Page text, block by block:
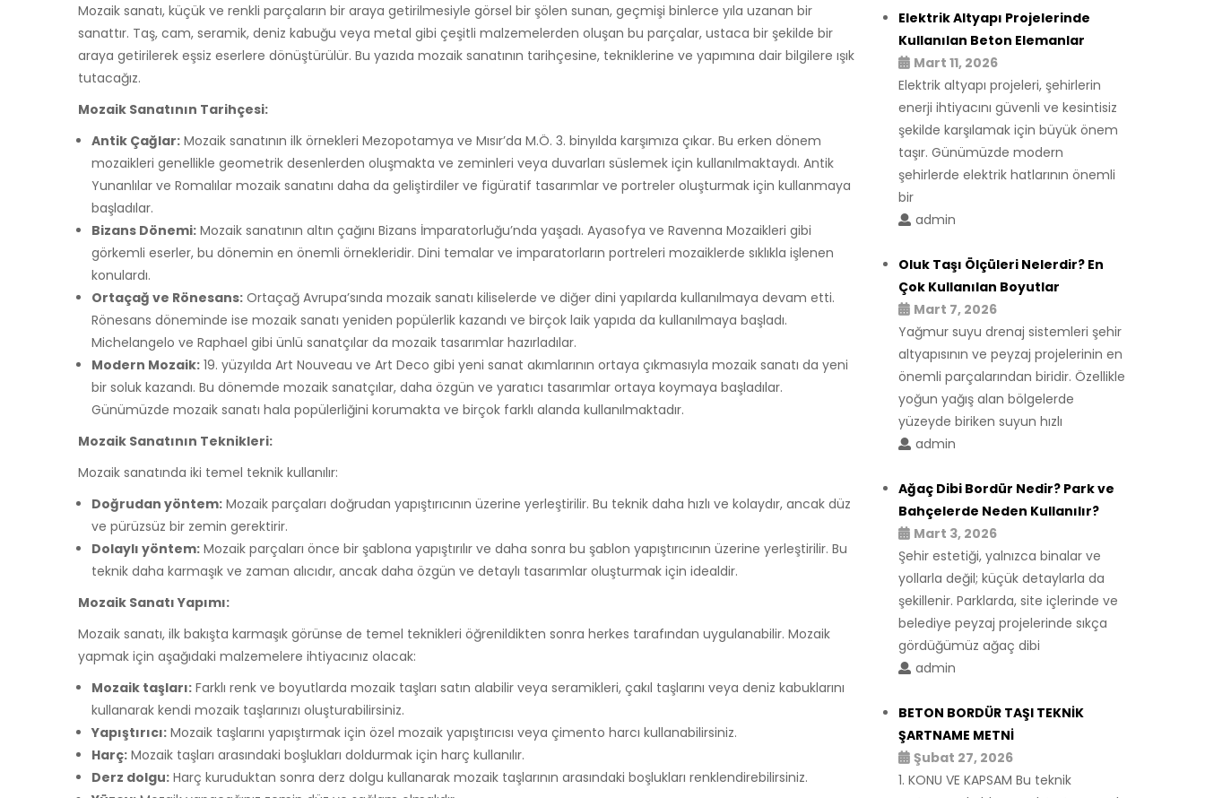
Mozaik sanatı, küçük ve renkli parçaların bir araya getirilmesiyle görsel bir şölen sunan, geçmişi binlerce yıla uzanan bir
sanattır. Taş, cam, seramik, deniz kabuğu veya metal gibi çeşitli malzemelerden oluşan bu parçalar, ustaca bir şekilde bir
araya getirilerek eşsiz eserlere dönüştürülür. Bu yazıda mozaik sanatının tarihçesine, tekniklerine ve yapımına dair bilgilere ışık
tutacağız.
Mozaik Sanatının Tarihçesi:
Antik Çağlar: Mozaik sanatının ilk örnekleri Mezopotamya ve Mısır’da M.Ö. 3. binyılda karşımıza çıkar. Bu erken dönem
mozaikleri genellikle geometrik desenlerden oluşmakta ve zeminleri veya duvarları süslemek için kullanılmaktaydı. Antik
Yunanlılar ve Romalılar mozaik sanatını daha da geliştirdiler ve figüratif tasarımlar ve portreler oluşturmak için kullanmaya
başladılar.
Bizans Dönemi: Mozaik sanatının altın çağını Bizans İmparatorluğu’nda yaşadı. Ayasofya ve Ravenna Mozaikleri gibi
görkemli eserler, bu dönemin en önemli örnekleridir. Dini temalar ve imparatorların portreleri mozaiklerde sıklıkla işlenen
konulardı.
Ortaçağ ve Rönesans: Ortaçağ Avrupa’sında mozaik sanatı kiliselerde ve diğer dini yapılarda kullanılmaya devam etti.
Rönesans döneminde ise mozaik sanatı yeniden popülerlik kazandı ve birçok laik yapıda da kullanılmaya başladı.
Michelangelo ve Raphael gibi ünlü sanatçılar da mozaik tasarımlar hazırladılar.
Modern Mozaik: 19. yüzyılda Art Nouveau ve Art Deco gibi yeni sanat akımlarının ortaya çıkmasıyla mozaik sanatı da yeni
bir soluk kazandı. Bu dönemde mozaik sanatçılar, daha özgün ve yaratıcı tasarımlar ortaya koymaya başladılar.
Günümüzde mozaik sanatı hala popülerliğini korumakta ve birçok farklı alanda kullanılmaktadır.
Mozaik Sanatının Teknikleri:
Mozaik sanatında iki temel teknik kullanılır:
Doğrudan yöntem: Mozaik parçaları doğrudan yapıştırıcının üzerine yerleştirilir. Bu teknik daha hızlı ve kolaydır, ancak düz
ve pürüzsüz bir zemin gerektirir.
Dolaylı yöntem: Mozaik parçaları önce bir şablona yapıştırılır ve daha sonra bu şablon yapıştırıcının üzerine yerleştirilir. Bu
teknik daha karmaşık ve zaman alıcıdır, ancak daha özgün ve detaylı tasarımlar oluşturmak için idealdir.
Mozaik Sanatı Yapımı:
Mozaik sanatı, ilk bakışta karmaşık görünse de temel teknikleri öğrenildikten sonra herkes tarafından uygulanabilir. Mozaik
yapmak için aşağıdaki malzemelere ihtiyacınız olacak:
Mozaik taşları: Farklı renk ve boyutlarda mozaik taşları satın alabilir veya seramikleri, çakıl taşlarını veya deniz kabuklarını
kullanarak kendi mozaik taşlarınızı oluşturabilirsiniz.
Yapıştırıcı: Mozaik taşlarını yapıştırmak için özel mozaik yapıştırıcısı veya çimento harcı kullanabilirsiniz.
Harç: Mozaik taşları arasındaki boşlukları doldurmak için harç kullanılır.
Derz dolgu: Harç kuruduktan sonra derz dolgu kullanarak mozaik taşlarının arasındaki boşlukları renklendirebilirsiniz.
Elektrik Altyapı Projelerinde
Kullanılan Beton Elemanlar
Mart 11, 2026
Elektrik altyapı projeleri, şehirlerin
enerji ihtiyacını güvenli ve kesintisiz
şekilde karşılamak için büyük önem
taşır. Günümüzde modern
şehirlerde elektrik hatlarının önemli
bir
admin
Oluk Taşı Ölçüleri Nelerdir? En
Çok Kullanılan Boyutlar
Mart 7, 2026
Yağmur suyu drenaj sistemleri şehir
altyapısının ve peyzaj projelerinin en
önemli parçalarından biridir. Özellikle
yoğun yağış alan bölgelerde
yüzeyde biriken suyun hızlı
admin
Ağaç Dibi Bordür Nedir? Park ve
Bahçelerde Neden Kullanılır?
Mart 3, 2026
Şehir estetiği, yalnızca binalar ve
yollarla değil; küçük detaylarla da
şekillenir. Parklarda, site içlerinde ve
belediye peyzaj projelerinde sıkça
gördüğümüz ağaç dibi
admin
BETON BORDÜR TAŞI TEKNİK
ŞARTNAME METNİ
Şubat 27, 2026
1. KONU VE KAPSAM Bu teknik